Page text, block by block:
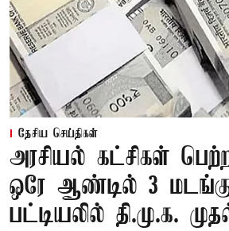
தேசிய செய்திகள்
அரசியல் கட்சிகள்
ஒரே ஆண்டில் 3 மடங்கு
பட்டியலில் தி.மு.க.